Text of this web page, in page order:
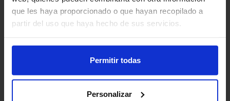
que les haya proporcionado o que hayan recopilado a
partir del uso que haya hecho de sus servicios.
Permitir todas
Personalizar